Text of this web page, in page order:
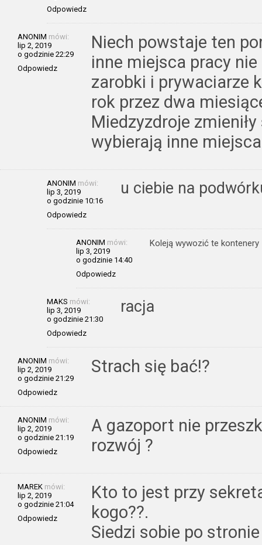
Odpowiedz
ANONIM mówi:
lip 2, 2019
o godzinie 22:29
Odpowiedz
Niech powstaje ten
inne miejsca pracy
zarobki i prywaciarze
rok przez dwa
Miedzyzdroje
wybierają inne
ANONIM mówi:
lip 3, 2019
o godzinie 10:16
Odpowiedz
u ciebie na
ANONIM mówi:
lip 3, 2019
o godzinie 14:40
Odpowiedz
Koleją wywozić te kontenery
MAKS mówi:
lip 3, 2019
o godzinie 21:30
Odpowiedz
racja
ANONIM mówi:
lip 2, 2019
o godzinie 21:29
Odpowiedz
Strach się bać!?
ANONIM mówi:
lip 2, 2019
o godzinie 21:19
Odpowiedz
A gazoport nie
rozwój ?
MAREK mówi:
lip 2, 2019
o godzinie 21:04
Odpowiedz
Kto to jest przy
kogo??.
Siedzi sobie po